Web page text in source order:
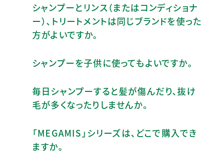
シャンプーとリンス（またはコンディショナ
ー）、トリートメントは同じブランドを使った
方がよいですか。
シャンプーを子供に使ってもよいですか。
毎日シャンプーすると髪が傷んだり、抜け
毛が多くなったりしませんか。
「MEGAMIS」シリーズは、どこで購入でき
ますか。